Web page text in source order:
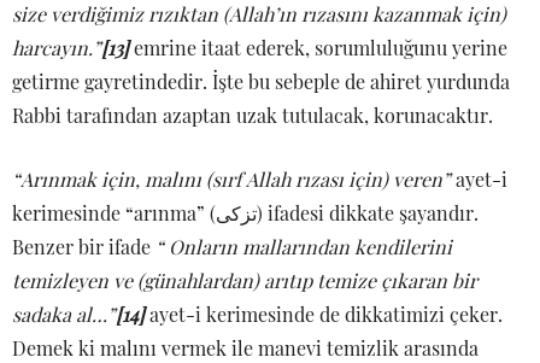
size verdiğimiz rızıktan (Allah’ın rızasını kazanmak için)
harcayın.”[13]emrine itaat ederek, sorumluluğunu yerine
getirme gayretindedir. İşte bu sebeple de ahiret yurdunda
Rabbi tarafından azaptan uzak tutulacak, korunacaktır.
“Arınmak için, malını (sırf Allah rızası için) veren”ayet-i
kerimesinde “arınma” (تزكى) ifadesi dikkate şayandır.
Benzer bir ifade “ Onların mallarından kendilerini
temizleyen ve (günahlardan) arıtıp temize çıkaran bir
sadaka al…”[14]ayet-i kerimesinde de dikkatimizi çeker.
Demek ki malını vermek ile manevi temizlik arasında